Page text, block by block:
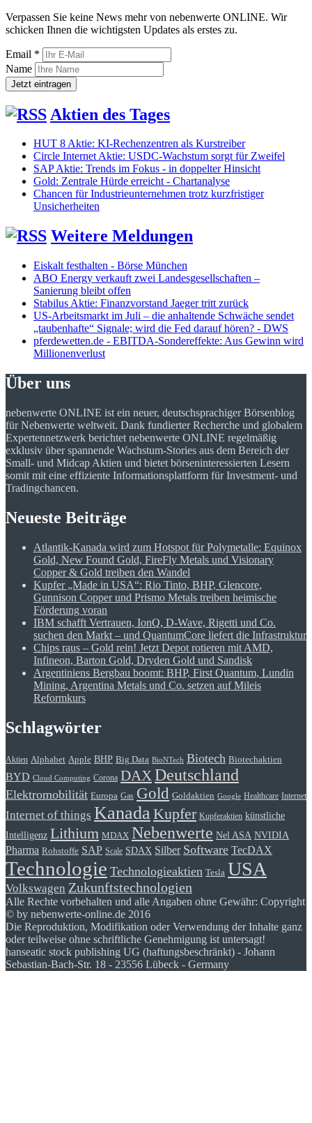
Verpassen Sie keine News mehr von nebenwerte ONLINE. Wir
schicken Ihnen die wichtigsten Updates als erstes zu.
Email *
Name
Aktien des Tages
HUT 8 Aktie: KI-Rechenzentren als Kurstreiber
Circle Internet Aktie: USDC-Wachstum sorgt für Zweifel
SAP Aktie: Trends im Fokus - in doppelter Hinsicht
Gold: Zentrale Hürde erreicht - Chartanalyse
Chancen für Industrieunternehmen trotz kurzfristiger
Unsicherheiten
Weitere Meldungen
Eiskalt festhalten - Börse München
ABO Energy verkauft zwei Landesgesellschaften –
Sanierung bleibt offen
Stabilus Aktie: Finanzvorstand Jaeger tritt zurück
US-Arbeitsmarkt im Juli – die anhaltende Schwäche sendet
„taubenhafte“ Signale; wird die Fed darauf hören? - DWS
pferdewetten.de - EBITDA-Sondereffekte: Aus Gewinn wird
Millionenverlust
Über uns
nebenwerte ONLINE ist ein neuer, deutschsprachiger Börsenblog
für Nebenwerte weltweit. Dank fundierter Recherche und globalem
Expertennetzwerk berichtet nebenwerte ONLINE regelmäßig
exklusiv über spannende Wachstum-Stories aus dem Bereich der
Small- und Midcap Aktien und bietet börseninteressierten Lesern
somit mit eine effiziente Informationsplattform für Investment- und
Tradingchancen.
Neueste Beiträge
Atlantik-Kanada wird zum Hotspot für Polymetalle: Equinox
Gold, New Found Gold, FireFly Metals und Visionary
Copper & Gold treiben den Wandel
Kupfer „Made in USA“: Rio Tinto, BHP, Glencore,
Gunnison Copper und Prismo Metals treiben heimische
Förderung voran
IBM schafft Vertrauen, IonQ, D-Wave, Rigetti und Co.
suchen den Markt – und QuantumCore liefert die Infrastruktur
Chips raus – Gold rein! Jetzt Depot rotieren mit AMD,
Infineon, Barton Gold, Dryden Gold und Sandisk
Argentiniens Bergbau boomt: BHP, First Quantum, Lundin
Mining, Argentina Metals und Co. setzen auf Mileis
Reformkurs
Schlagwörter
Aktien Alphabet Apple BHP Big Data BioNTech Biotech Biotechaktien
BYD Cloud Computing Corona DAX Deutschland
Elektromobilität Europa Gas Gold Goldaktien Google Healthcare Internet
Internet of things Kanada Kupfer Kupferaktien künstliche
Intelligenz Lithium MDAX Nebenwerte Nel ASA NVIDIA
Pharma Rohstoffe SAP Scale SDAX Silber Software TecDAX
Technologie Technologieaktien Tesla USA
Volkswagen Zukunftstechnologien
Alle Rechte vorbehalten und alle Angaben ohne Gewähr: Copyright
© by nebenwerte-online.de 2016
Die Reproduktion, Modifikation oder Verwendung der Inhalte ganz
oder teilweise ohne schriftliche Genehmigung ist untersagt!
hanseatic stock publishing UG (haftungsbeschränkt) - Johann
Sebastian-Bach-Str. 18 - 23556 Lübeck - Germany